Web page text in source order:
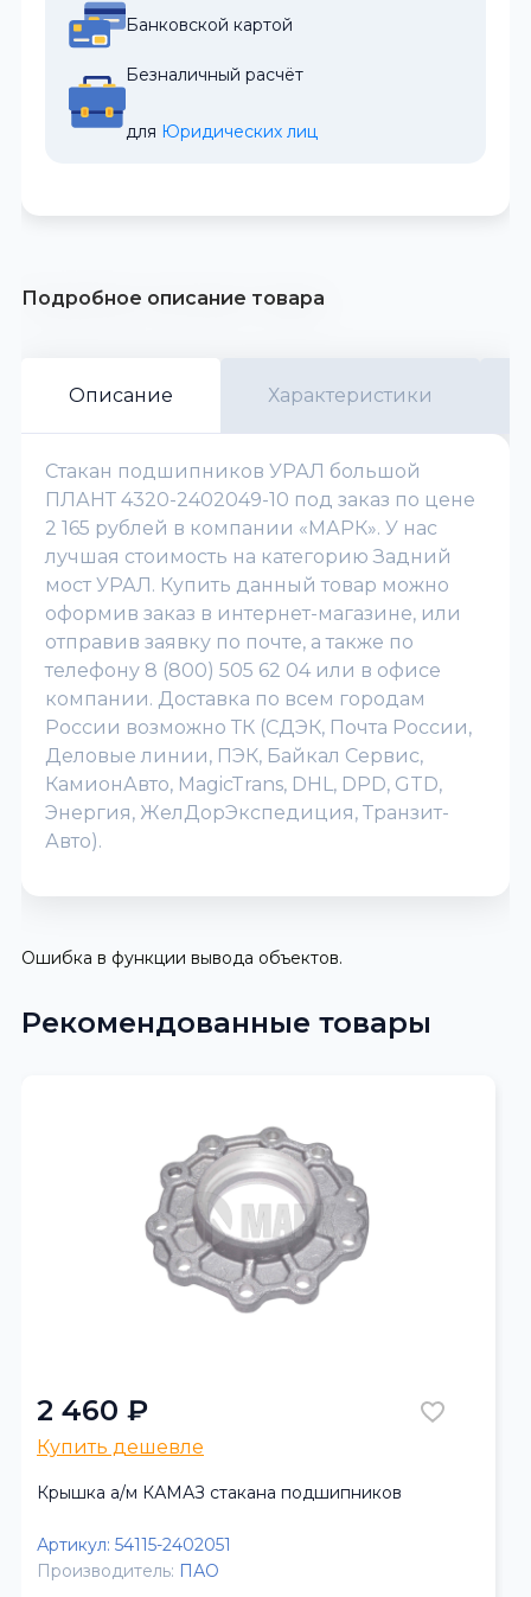
Банковской картой
Безналичный расчёт
для Юридических лиц
Подробное описание товара
Описание Характеристики
Стакан подшипников УРАЛ большой
ПЛАНТ 4320-2402049-10 под заказ по цене
2 165 рублей в компании «МАРК». У нас
лучшая стоимость на категорию Задний
мост УРАЛ. Купить данный товар можно
оформив заказ в интернет-магазине, или
отправив заявку по почте, а также по
телефону 8 (800) 505 62 04 или в офисе
компании. Доставка по всем городам
России возможно ТК (СДЭК, Почта России,
Деловые линии, ПЭК, Байкал Сервис,
КамионАвто, MagicTrans, DHL, DPD, GTD,
Энергия, ЖелДорЭкспедиция, Транзит-
Авто).
Ошибка в функции вывода объектов.
Рекомендованные товары
2 460 ₽
Купить дешевле
Крышка а/м КАМАЗ стакана подшипников
Артикул: 54115-2402051
Производитель: ПАО